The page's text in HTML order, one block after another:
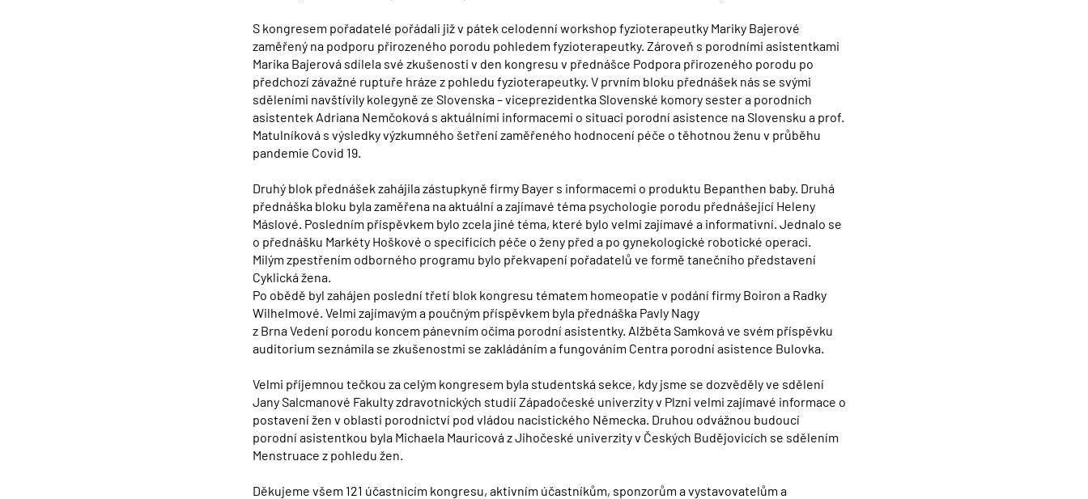
S kongresem pořadatelé pořádali již v pátek celodenní workshop fyzioterapeutky Mariky Bajerové
zaměřený na podporu přirozeného porodu pohledem fyzioterapeutky. Zároveň s porodními asistentkami
Marika Bajerová sdílela své zkušenosti v den kongresu v přednášce Podpora přirozeného porodu po
předchozí závažné ruptuře hráze z pohledu fyzioterapeutky. V prvním bloku přednášek nás se svými
sděleními navštívily kolegyně ze Slovenska – viceprezidentka Slovenské komory sester a porodních
asistentek Adriana Nemčoková s aktuálními informacemi o situaci porodní asistence na Slovensku a prof.
Matulníková s výsledky výzkumného šetření zaměřeného hodnocení péče o těhotnou ženu v průběhu
pandemie Covid 19.
Druhý blok přednášek zahájila zástupkyně firmy Bayer s informacemi o produktu Bepanthen baby. Druhá
přednáška bloku byla zaměřena na aktuální a zajímavé téma psychologie porodu přednášející Heleny
Máslové. Posledním příspěvkem bylo zcela jiné téma, které bylo velmi zajímavé a informativní. Jednalo se
o přednášku Markéty Hoškové o specificích péče o ženy před a po gynekologické robotické operaci.
Milým zpestřením odborného programu bylo překvapení pořadatelů ve formě tanečního představení
Cyklická žena.
Po obědě byl zahájen poslední třetí blok kongresu tématem homeopatie v podání firmy Boiron a Radky
Wilhelmové. Velmi zajímavým a poučným příspěvkem byla přednáška Pavly Nagy
z Brna Vedení porodu koncem pánevním očima porodní asistentky. Alžběta Samková ve svém příspěvku
auditorium seznámila se zkušenostmi se zakládáním a fungováním Centra porodní asistence Bulovka.
Velmi příjemnou tečkou za celým kongresem byla studentská sekce, kdy jsme se dozvěděly ve sdělení
Jany Salcmanové Fakulty zdravotnických studií Západočeské univerzity v Plzni velmi zajímavé informace o
postavení žen v oblasti porodnictví pod vládou nacistického Německa. Druhou odvážnou budoucí
porodní asistentkou byla Michaela Mauricová z Jihočeské univerzity v Českých Budějovicích se sdělením
Menstruace z pohledu žen.
Děkujeme všem 121 účastnicím kongresu, aktivním účastníkům, sponzorům a vystavovatelům a